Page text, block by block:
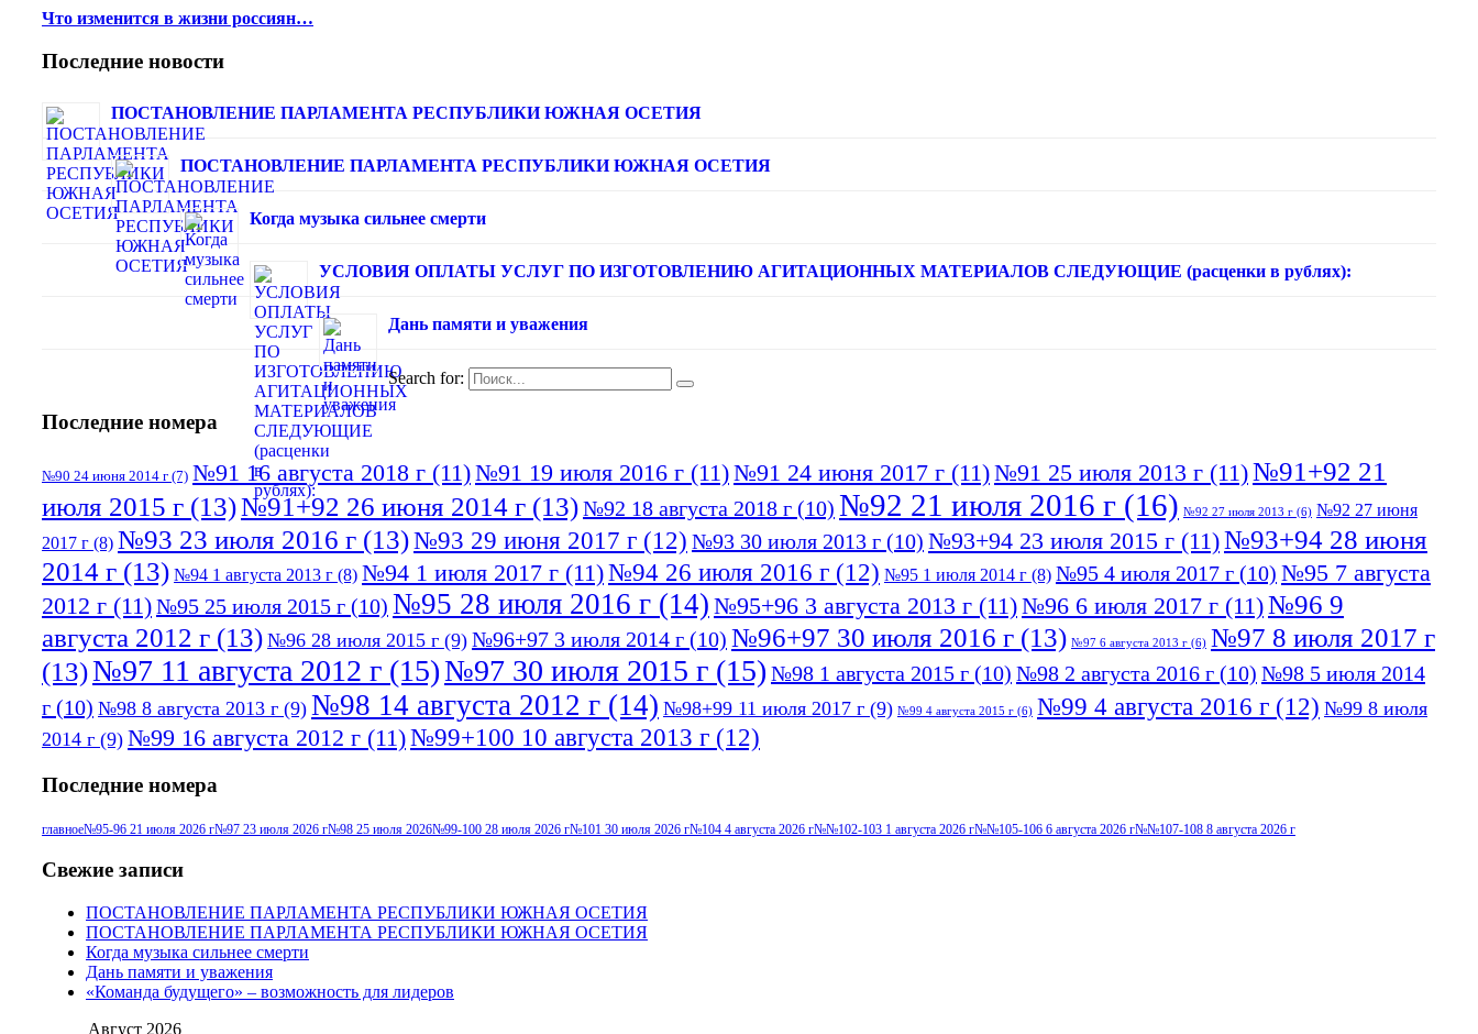
Что изменится в жизни россиян…
Последние новости
ПОСТАНОВЛЕНИЕ ПАРЛАМЕНТА РЕСПУБЛИКИ ЮЖНАЯ ОСЕТИЯ
ПОСТАНОВЛЕНИЕ ПАРЛАМЕНТА РЕСПУБЛИКИ ЮЖНАЯ ОСЕТИЯ
Когда музыка сильнее смерти
УСЛОВИЯ ОПЛАТЫ УСЛУГ ПО ИЗГОТОВЛЕНИЮ АГИТАЦИОННЫХ МАТЕРИАЛОВ СЛЕДУЮЩИЕ (расценки в рублях):
Дань памяти и уважения
Search for:
Последние номера
№90 24 июня 2014 г (7) №91 16 августа 2018 г (11)№91 19 июля 2016 г (11)№91 24 июня 2017 г (11)№91 25 июля 2013 г (11)№91+92 21
июля 2015 г (13)№91+92 26 июня 2014 г (13)№92 18 августа 2018 г (10) №92 21 июля 2016 г (16) №92 27 июля 2013 г (6) №92 27 июня
2017 г (8) №93 23 июля 2016 г (13)№93 29 июня 2017 г (12) №93 30 июля 2013 г (10) №93+94 23 июля 2015 г (11)№93+94 28 июня
2014 г (13) №94 1 августа 2013 г (8) №94 1 июля 2017 г (11)№94 26 июля 2016 г (12) №95 1 июля 2014 г (8) №95 4 июля 2017 г (10) №95 7 августа
2012 г (11)№95 25 июля 2015 г (10) №95 28 июля 2016 г (14) №95+96 3 августа 2013 г (11)№96 6 июля 2017 г (11)№96 9
августа 2012 г (13) №96 28 июля 2015 г (9) №96+97 3 июля 2014 г (10) №96+97 30 июля 2016 г (13) №97 6 августа 2013 г (6) №97 8 июля 2017 г
(13)№97 11 августа 2012 г (15)№97 30 июля 2015 г (15) №98 1 августа 2015 г (10) №98 2 августа 2016 г (10) №98 5 июля 2014
г (10) №98 8 августа 2013 г (9) №98 14 августа 2012 г (14) №98+99 11 июля 2017 г (9) №99 4 августа 2015 г (6) №99 4 августа 2016 г (12) №99 8 июля
2014 г (9) №99 16 августа 2012 г (11)№99+100 10 августа 2013 г (12)
Последние номера
главное№95-96 21 июля 2026 г№97 23 июля 2026 г№98 25 июля 2026№99-100 28 июля 2026 г№101 30 июля 2026 г№104 4 августа 2026 г№№102-103 1 августа 2026 г№№105-106 6 августа 2026 г№№107-108 8 августа 2026 г
Свежие записи
ПОСТАНОВЛЕНИЕ ПАРЛАМЕНТА РЕСПУБЛИКИ ЮЖНАЯ ОСЕТИЯ
ПОСТАНОВЛЕНИЕ ПАРЛАМЕНТА РЕСПУБЛИКИ ЮЖНАЯ ОСЕТИЯ
Когда музыка сильнее смерти
Дань памяти и уважения
«Команда будущего» – возможность для лидеров
Август 2026